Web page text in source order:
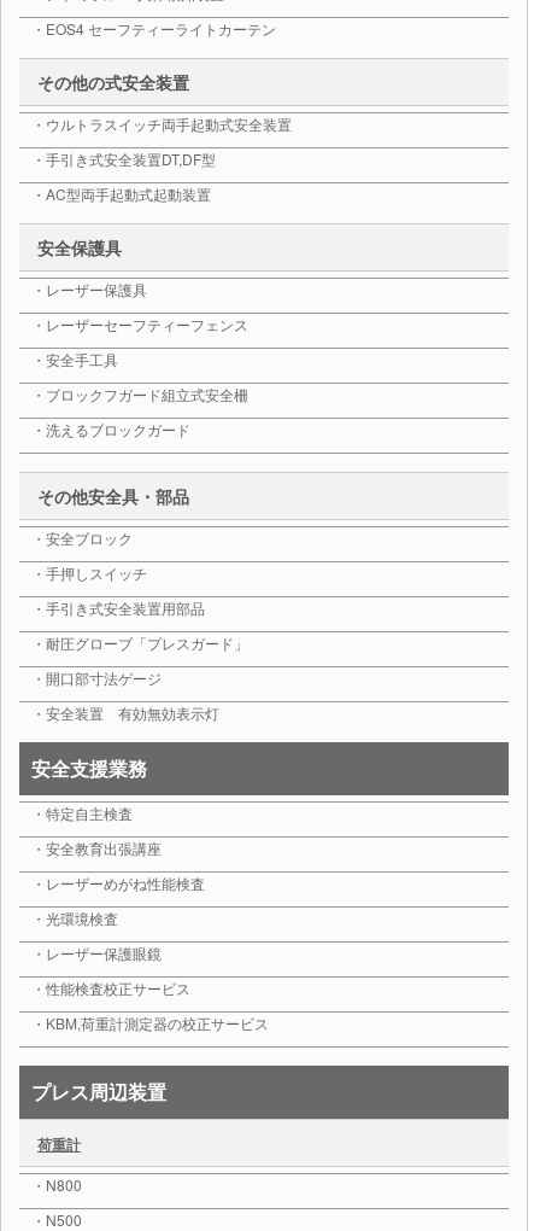
・EOS4 セーフティーライトカーテン
その他の式安全装置
・ウルトラスイッチ両手起動式安全装置
・手引き式安全装置DT,DF型
・AC型両手起動式起動装置
安全保護具
・レーザー保護具
・レーザーセーフティーフェンス
・安全手工具
・ブロックフガード組立式安全柵
・洗えるブロックガード
その他安全具・部品
・安全ブロック
・手押しスイッチ
・手引き式安全装置用部品
・耐圧グローブ「プレスガード」
・開口部寸法ゲージ
・安全装置 有効無効表示灯
安全支援業務
・特定自主検査
・安全教育出張講座
・レーザーめがね性能検査
・光環境検査
・レーザー保護眼鏡
・性能検査校正サービス
・KBM,荷重計測定器の校正サービス
プレス周辺装置
荷重計
・N800
・N500